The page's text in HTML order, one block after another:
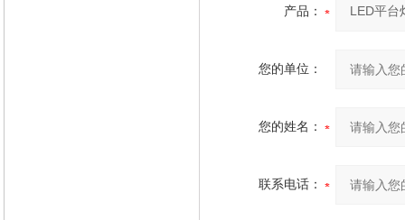
产品：
您的单位：
您的姓名：
联系电话：